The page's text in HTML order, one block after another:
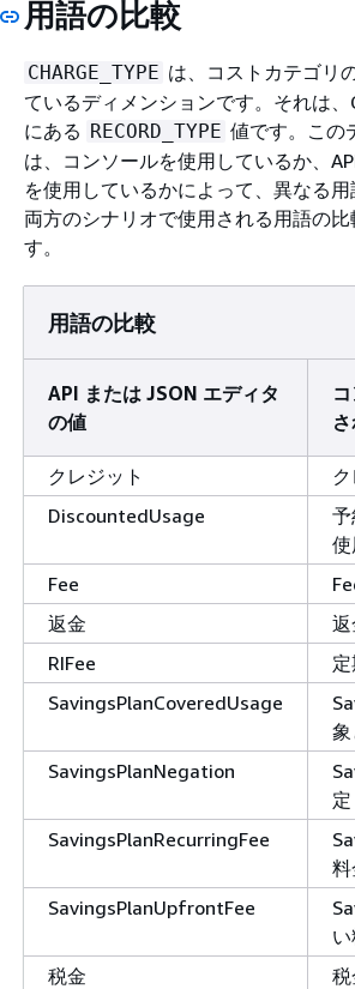
用語の比較
CHARGE_TYPE は、コストカテゴリ
ているディメンションです。それは
にある RECORD_TYPE 値です。この
は、コンソールを使用しているか、
を使用しているかによって、異なる用
両方のシナリオで使用される用語の比
す。
用語の比較
API または JSON エディタ
の値
クレジット
DiscountedUsage
使
Fee
返金
返
RIFee
SavingsPlanCoveredUsage
SavingsPlanNegation
定
SavingsPlanRecurringFee
料
SavingsPlanUpfrontFee
税金
税